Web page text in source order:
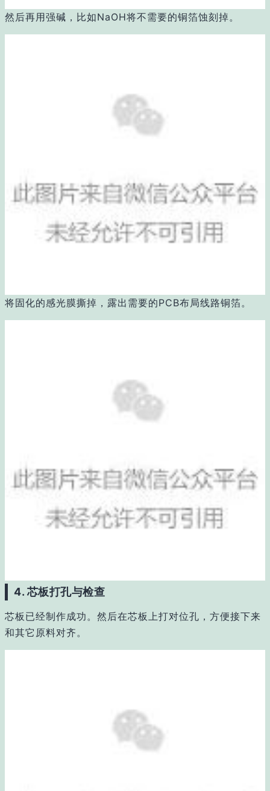
然后再用强碱，比如NaOH将不需要的铜箔蚀刻掉。
将固化的感光膜撕掉，露出需要的PCB布局线路铜箔。
4. 芯板打孔与检查
芯板已经制作成功。然后在芯板上打对位孔，方便接下来
和其它原料对齐。